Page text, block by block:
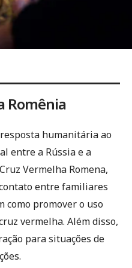
Romênia
humanitária ao
entre a Rússia e a
Vermelha Romena,
entre familiares
como promover o uso
vermelha. Além disso,
para situações de